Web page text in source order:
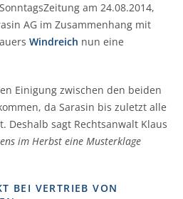
am 24.08.2014,
AG im Zusammenhang mit
Windreich nun eine
Einigung zwischen den beiden
da Sarasin bis zuletzt alle
Deshalb sagt Rechtsanwalt Klaus
im Herbst eine Musterklage
BEI VERTRIEB VON